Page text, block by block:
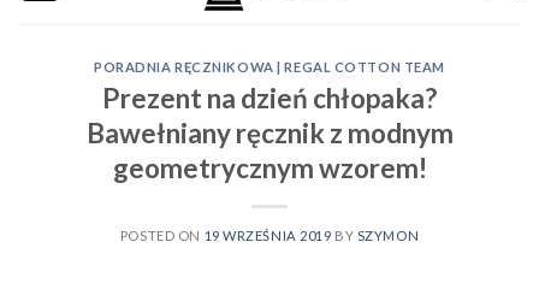
PORADNIA RĘCZNIKOWA | REGAL COTTON TEAM
Prezent na dzień chłopaka?
Bawełniany ręcznik z modnym
geometrycznym wzorem!
POSTED ON 19 WRZEŚNIA 2019 BY SZYMON